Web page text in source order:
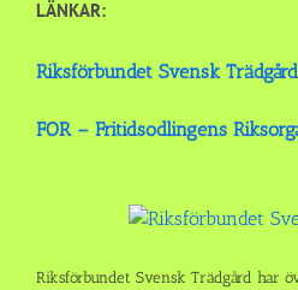
LÄNKAR:
Riksförbundet Svensk Trädgård
FOR – Fritidsodlingens
Riksförbundet Svensk Trädgård har